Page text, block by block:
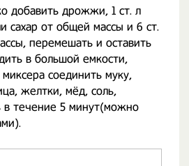
добавить дрожжи, 1 ст. л
сахар от общей массы и 6 ст.
перемешать и оставить
в большой емкости,
соединить муку,
желтки, мёд, соль,
в течение 5 минут(можно